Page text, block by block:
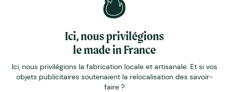
Ici, nous privilégions
le made in France
Ici, nous privilégions la fabrication locale et artisanale. Et si vos
objets publicitaires soutenaient la relocalisation des savoir-
faire ?